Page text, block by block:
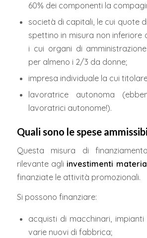
60% dei componenti la
società di capitali, le cui quote
spettino in misura non inferiore
i cui organi di
per almeno i 2/3 da donne;
impresa individuale la cui
lavoratrice autonoma
lavoratrici autonome!).
Quali sono le spese
Questa misura di
rilevante agli investimenti
finanziate le attività promozionali.
Si possono finanziare:
acquisti di macchinari,
varie nuovi di fabbrica;